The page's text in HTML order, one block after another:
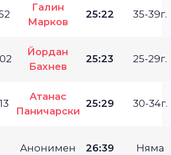
Галин
Марков
25:22 35-39г.
Йордан
Бахнев
25:23 25-29г.
Атанас
Паничарски
25:29 30-34г.
Анонимен 26:39 Няма